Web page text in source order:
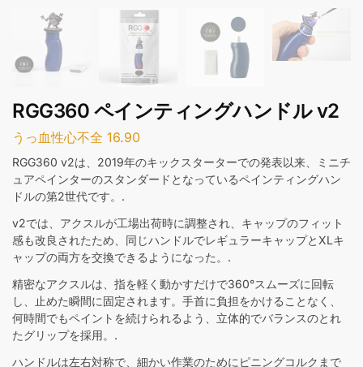
RGG360 ペインティングハンドル v2
うっ血性心不全 16.90
RGG360 v2は、2019年のキックスターターでの発表以来、ミニチ
ュアペインターのスタンダードとなっているペインティングハン
ドルの第2世代です。.
v2では、アクスルが工場出荷時に調整され、キャップのフィット
感も改良されたため、同じハンドルでレギュラーキャップとXLキ
ャップの両方を交換できるようになった。.
精密なアクスルは、指を軽く動かすだけで360°スムーズに回転
し、止めた瞬間に固定されます。手首に負担をかけることなく、
何時間でもペイントを続けられるよう、立体的でバランスのとれ
たグリップを採用。.
ハンドルは左右対称で、細かい作業のためにピニングコルクまで